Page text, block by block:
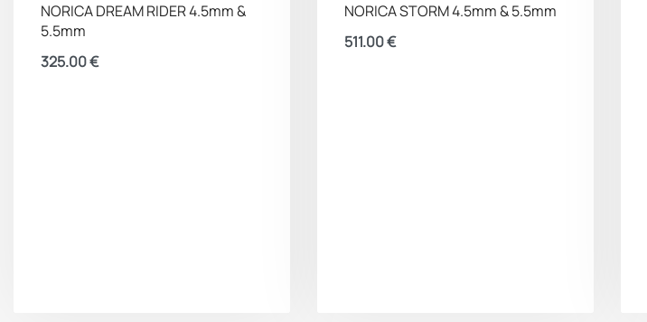
NORICA DREAM RIDER 4.5mm &
5.5mm
325.00€
NORICA STORM 4.5mm & 5.5mm
511.00€